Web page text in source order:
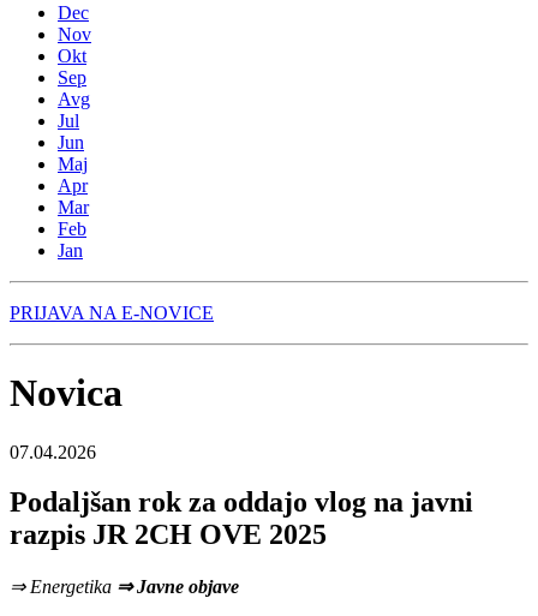
Dec
Nov
Okt
Sep
Avg
Jul
Jun
Maj
Apr
Mar
Feb
Jan
PRIJAVA NA E-NOVICE
Novica
07.04.2026
Podaljšan rok za oddajo vlog na javni
razpis JR 2CH OVE 2025
⇒ Energetika ⇒ Javne objave